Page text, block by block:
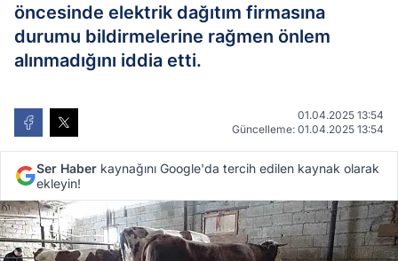
öncesinde elektrik dağıtım firmasına
durumu bildirmelerine rağmen önlem
alınmadığını iddia etti.
01.04.2025 13:54
Güncelleme: 01.04.2025 13:54
Ser Haber kaynağını Google'da tercih edilen kaynak olarak
ekleyin!